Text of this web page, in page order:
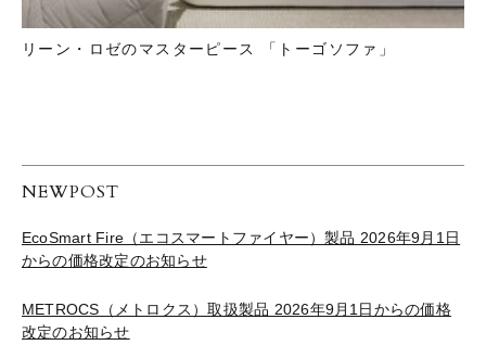
リーン・ロゼのマスターピース 「トーゴソファ」
NEWPOST
EcoSmart Fire（エコスマートファイヤー）製品 2026年9月1日
からの価格改定のお知らせ
METROCS（メトロクス）取扱製品 2026年9月1日からの価格
改定のお知らせ